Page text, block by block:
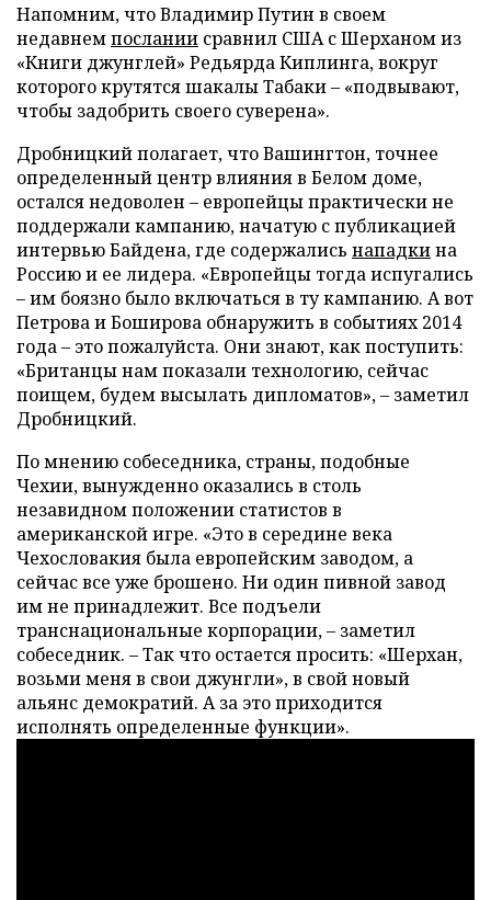
Напомним, что Владимир Путин в своем
недавнемпослании сравнил США с Шерханом из
«Книги джунглей» Редьярда Киплинга, вокруг
которого крутятся шакалы Табаки – «подвывают,
чтобы задобрить своего суверена».
Дробницкий полагает, что Вашингтон, точнее
определенный центр влияния в Белом доме,
остался недоволен – европейцы практически не
поддержали кампанию, начатую с публикацией
интервью Байдена, где содержались нападкина
Россию и ее лидера. «Европейцы тогда испугались
– им боязно было включаться в ту кампанию. А вот
Петрова и Боширова обнаружить в событиях 2014
года – это пожалуйста. Они знают, как поступить:
«Британцы нам показали технологию, сейчас
поищем, будем высылать дипломатов», – заметил
Дробницкий.
По мнению собеседника, страны, подобные
Чехии, вынужденно оказались в столь
незавидном положении статистов в
американской игре. «Это в середине века
Чехословакия была европейским заводом, а
сейчас все уже брошено. Ни один пивной завод
им не принадлежит. Все подъели
транснациональные корпорации, – заметил
собеседник. – Так что остается просить: «Шерхан,
возьми меня в свои джунгли», в свой новый
альянс демократий. А за это приходится
исполнять определенные функции».